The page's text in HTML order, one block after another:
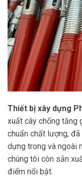
Thiết bị xây dựng
xuất cây chống tăng
chuẩn chất lượng,
dựng trong và ngoài
chúng tôi còn sản
điểm nổi bật.